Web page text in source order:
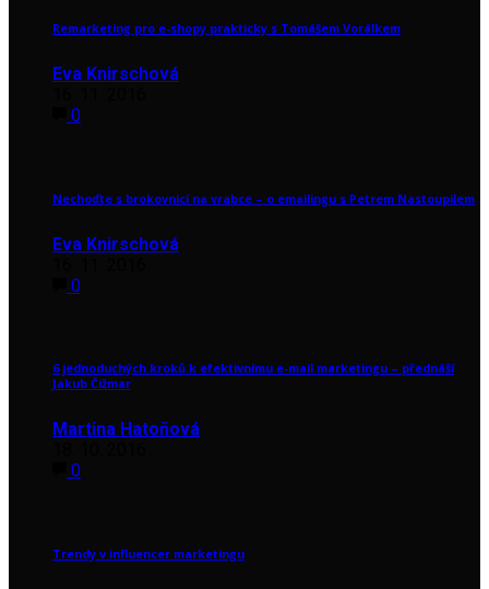
Remarketing pro e-shopy prakticky s Tomášem Vorálkem
Eva Knirschová
0
Nechoďte s brokovnicí na vrabce – o emailingu s Petrem Nastoupilem
Eva Knirschová
0
6 jednoduchých kroků k efektivnímu e-mail marketingu – přednáší
Jakub Čižmar
Martina Hatoňová
0
Trendy v influencer marketingu